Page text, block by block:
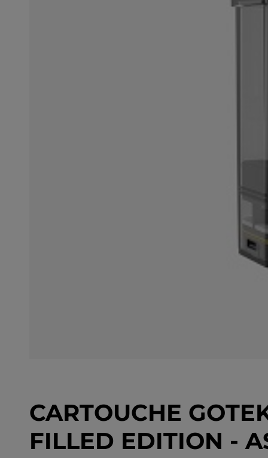
CARTOUCHE
FILLED EDITION -